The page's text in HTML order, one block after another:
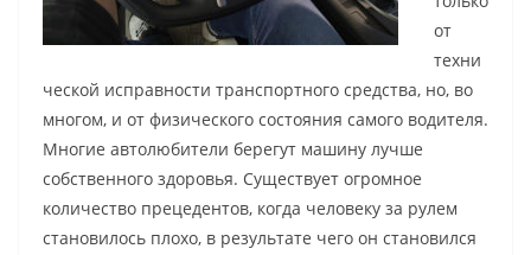
от
техни
ческой исправности транспортного средства, но, во
многом, и от физического состояния самого водителя.
Многие автолюбители берегут машину лучше
собственного здоровья. Существует огромное
количество прецедентов, когда человеку за рулем
становилось плохо, в результате чего он становился